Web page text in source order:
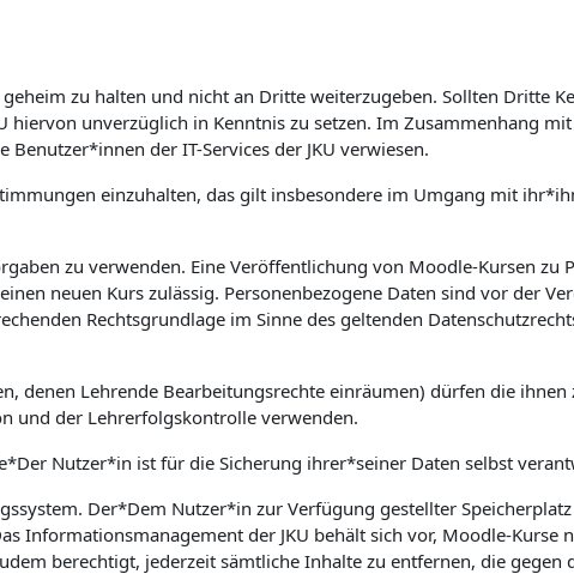
zu halten und nicht an Dritte weiterzugeben. Sollten Dritte
unverzüglich in Kenntnis zu setzen. Im Zusammenhang
der IT-Services der JKU verwiesen.
einzuhalten, das gilt insbesondere im Umgang mit
zu verwenden. Eine Veröffentlichung von Moodle-Kursen zu
neuen Kurs zulässig. Personenbezogene Daten sind vor der
Rechtsgrundlage im Sinne des geltenden
denen Lehrende Bearbeitungsrechte einräumen) dürfen die
und der Lehrerfolgskontrolle verwenden.
Nutzer*in ist für die Sicherung ihrer*seiner Daten selbst
Der*Dem Nutzer*in zur Verfügung gestellter
der JKU behält sich vor, Moodle-Kurse
berechtigt, jederzeit sämtliche Inhalte zu entfernen, die gegen